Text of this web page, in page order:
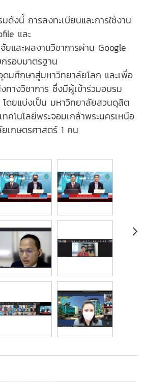
ดังนี้ การลงทะเบียนและการใช้งาน
และ
ยและผลงานวิชาการผ่าน Google
รอบมาตรฐาน
มศึกษาสู่มหาวิทยาลัยโลก และเพื่อ
ทางวิชาการ ซึ่งมีผู้เข้าร่วมอบรม
ดยแบ่งเป็น มหาวิทยาลัยสวนดุสิต
คโนโลยีพระจอมเกล้าพระนครเหนือ
เกษตรศาสตร์ 1 คน